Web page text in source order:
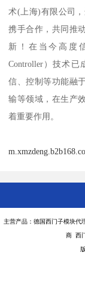
术(上海)有限公司
携手合作，共同推
新！在当今高度
Controller）技术
信、控制等功能融
输等领域，在生产
着重要作用。
主营产品：德国西门子模块
商 西